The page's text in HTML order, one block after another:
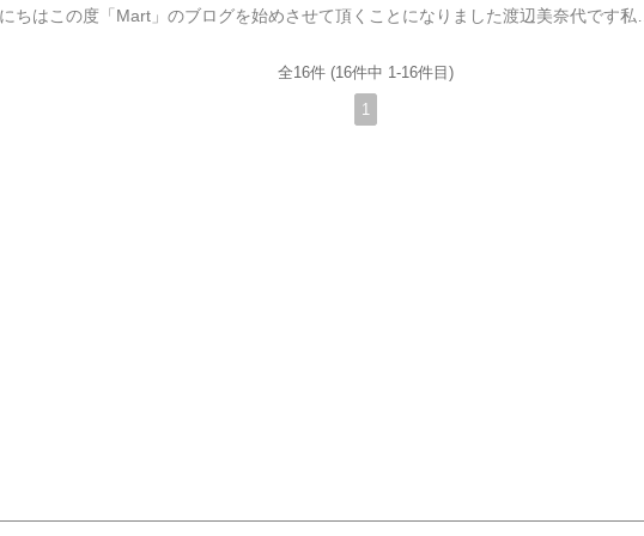
全16件 (16件中 1-16件目)
1